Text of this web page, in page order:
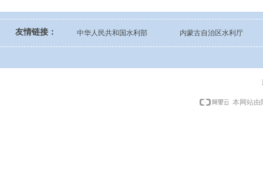
友情链接： 内蒙古自治区水利厅
中华人民共和国水利部
本网站由